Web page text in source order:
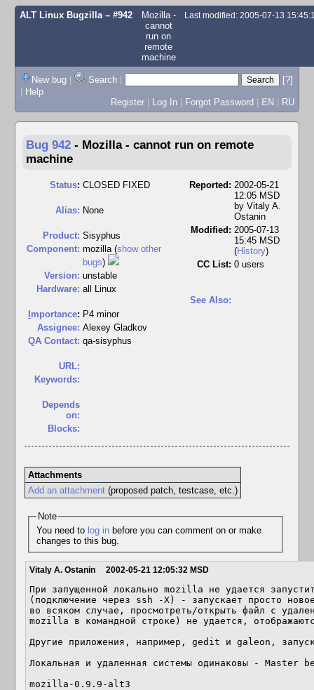
ALT Linux Bugzilla– #942
Mozilla -
cannot
run on
remote
machine
Last modified: 2005-07-13
New bug | Search |
[?]
| Help
Register | Log In | Forgot Password | EN | RU
Bug 942 - Mozilla - cannot run on remote
machine
Status: CLOSED FIXED
Alias: None
Product: Sisyphus
Component: mozilla (show other
bugs)
Version: unstable
Hardware: all Linux
mportance: P4 minor
Assignee: Alexey Gladkov
QA Contact: qa-sisyphus
URL:
Keywords:
Depends
on:
Blocks:
Reported: 2002-05-21
12:05 MSD
by Vitaly A.
Ostanin
Modified: 2005-07-13
15:45 MSD
(History)
CC List: 0 users
See Also:
Attachments
Add an attachment(proposed patch, testcase, etc.)
Note
You need to log inbefore you can comment on or make
changes to this bug.
Vitaly A. Ostanin 2002-05-21 12:05:32 MSD
При запущенной локально mozilla не удается
(подключение через ssh -X) - запускает просто
во всяком случае, просмотреть/открыть файл с
mozilla в командной строке) не удается,
Другие приложения, например, gedit и galeon,
Локальная и удаленная системы одинаковы - Master
mozilla-0.9.9-alt3